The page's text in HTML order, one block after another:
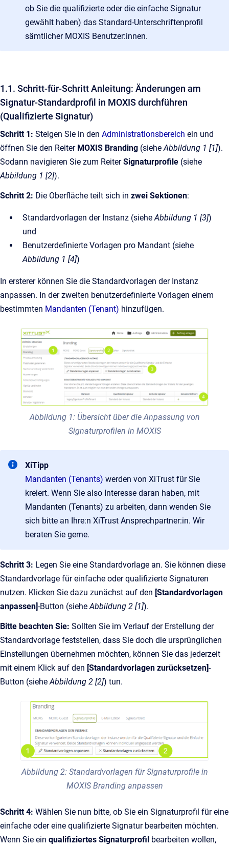
ob Sie die qualifizierte oder die einfache Signatur
gewählt haben) das Standard-Unterschriftenprofil
sämtlicher MOXIS Benutzer:innen.
1.1. Schritt-für-Schritt Anleitung: Änderungen am
Signatur-Standardprofil in MOXIS durchführen
(Qualifizierte Signatur)
Schritt 1: Steigen Sie in den Administrationsbereich ein und
öffnen Sie den Reiter MOXIS Branding (sieheAbbildung 1 [1]).
Sodann navigieren Sie zum ReiterSignaturprofile (siehe
Abbildung 1 [2]).
Schritt 2: Die Oberfläche teilt sich in zwei Sektionen:
Standardvorlagen der Instanz (sieheAbbildung 1 [3])
und
Benutzerdefinierte Vorlagen pro Mandant (siehe
Abbildung 1 [4])
In ersterer können Sie die Standardvorlagen der Instanz
anpassen. In der zweiten benutzerdefinierte Vorlagen einem
bestimmten Mandanten (Tenant) hinzufügen.
Abbildung 1: Übersicht über die Anpassung von
Signaturprofilen in MOXIS
XiTipp
Mandanten (Tenants) werden von XiTrust für Sie
kreiert. Wenn Sie also Interesse daran haben, mit
Mandanten (Tenants) zu arbeiten, dann wenden Sie
sich bitte an Ihre:n XiTrust Ansprechpartner:in. Wir
beraten Sie gerne.
Schritt 3: Legen Sie eine Standardvorlage an. Sie können diese
Standardvorlage für einfache oder qualifizierte Signaturen
nutzen. Klicken Sie dazu zunächst auf den [Standardvorlagen
anpassen]-Button (sieheAbbildung 2 [1]).
Bitte beachten Sie: Sollten Sie im Verlauf der Erstellung der
Standardvorlage feststellen, dass Sie doch die ursprünglichen
Einstellungen übernehmen möchten, können Sie das jederzeit
mit einem Klick auf den [Standardvorlagen zurücksetzen]-
Button (sieheAbbildung 2 [2]) tun.
Abbildung 2: Standardvorlagen für Signaturprofile in
MOXIS Branding anpassen
Schritt 4: Wählen Sie nun bitte, ob Sie ein Signaturprofil für eine
einfache oder eine qualifizierte Signatur bearbeiten möchten.
Wenn Sie ein qualifiziertes Signaturprofil bearbeiten wollen,